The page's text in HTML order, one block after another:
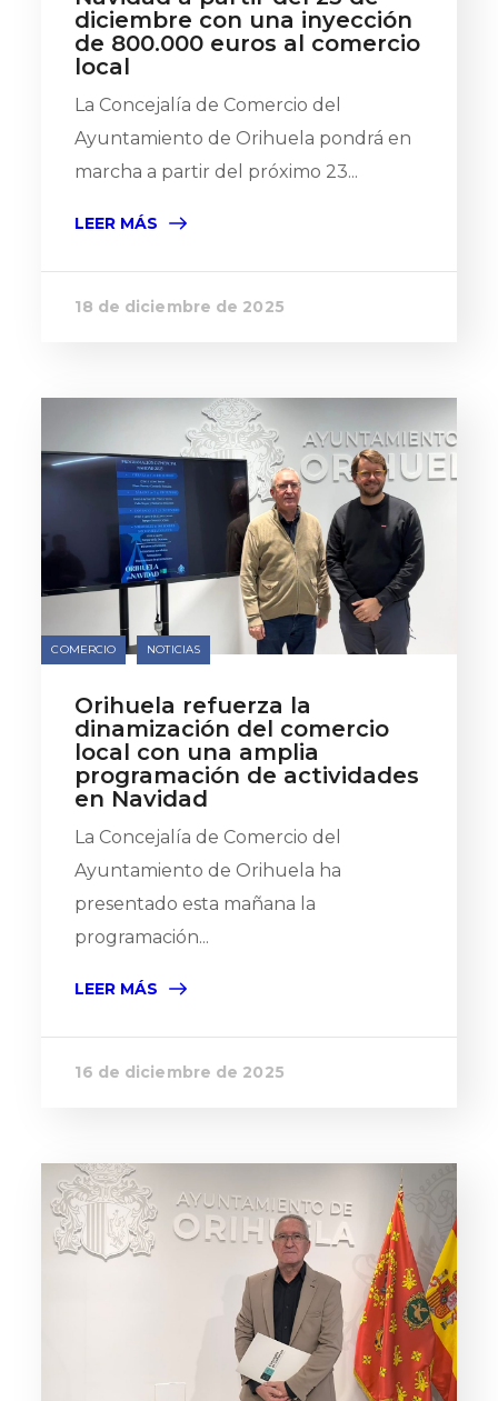
diciembre con una inyección
de 800.000 euros al comercio
local
La Concejalía de Comercio del
Ayuntamiento de Orihuela pondrá en
marcha a partir del próximo 23...
LEER MÁS
18 de diciembre de 2025
COMERCIO NOTICIAS
Orihuela refuerza la
dinamización del comercio
local con una amplia
programación de actividades
en Navidad
La Concejalía de Comercio del
Ayuntamiento de Orihuela ha
presentado esta mañana la
programación...
LEER MÁS
16 de diciembre de 2025